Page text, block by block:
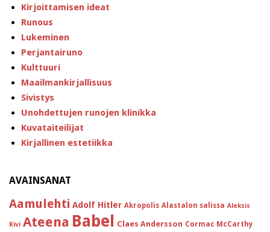
Kirjoittamisen ideat
Runous
Lukeminen
Perjantairuno
Kulttuuri
Maailmankirjallisuus
Sivistys
Unohdettujen runojen klinikka
Kuvataiteilijat
Kirjallinen estetiikka
AVAINSANAT
Aamulehti Adolf Hitler Akropolis Alastalon salissa Aleksis
Kivi Ateena Babel Claes Andersson Cormac McCarthy